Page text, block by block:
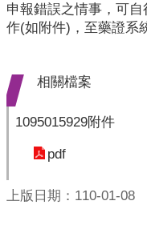
衛
生
測
核
素
申報錯誤之情事，可
作(如附件)，至藥證系
相關檔案
1095015929附件
pdf
上版日期：110-01-08